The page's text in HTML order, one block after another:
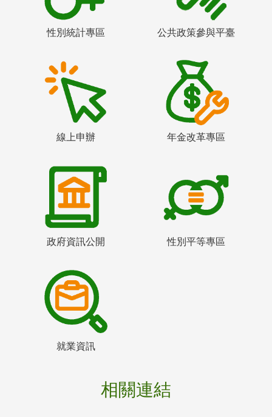
性別統計專區 公共政策參與平臺
線上申辦 年金改革專區
政府資訊公開 性別平等專區
就業資訊
相關連結